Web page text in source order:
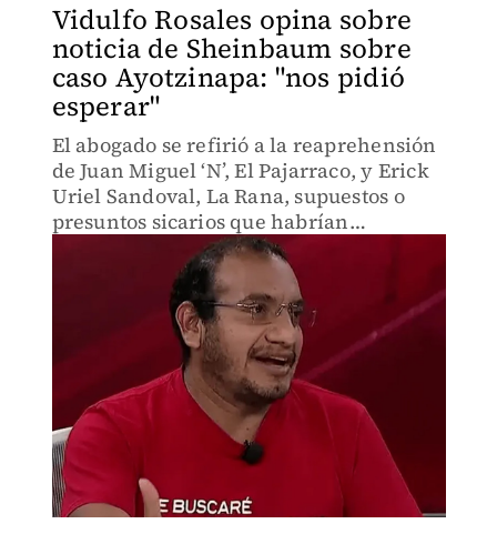
Vidulfo Rosales opina sobre
noticia de Sheinbaum sobre
caso Ayotzinapa: "nos pidió
esperar"
El abogado se refirió a la reaprehensión
de Juan Miguel ‘N’, El Pajarraco, y Erick
Uriel Sandoval, La Rana, supuestos o
presuntos sicarios que habrían
participado en la desaparición de los